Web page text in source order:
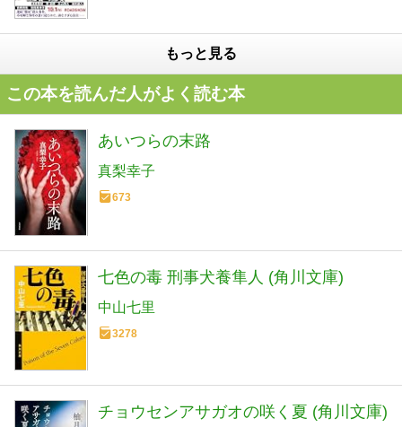
もっと見る
この本を読んだ人がよく読む本
あいつらの末路
真梨幸子
673
七色の毒 刑事犬養隼人 (角川文庫)
中山七里
3278
チョウセンアサガオの咲く夏 (角川文庫)